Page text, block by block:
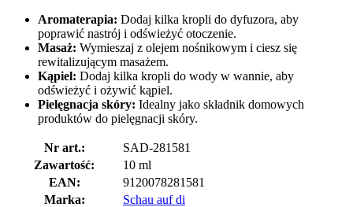
Aromaterapia: Dodaj kilka kropli do dyfuzora, aby
poprawić nastrój i odświeżyć otoczenie.
Masaż: Wymieszaj z olejem nośnikowym i ciesz się
rewitalizującym masażem.
Kąpiel: Dodaj kilka kropli do wody w wannie, aby
odświeżyć i ożywić kąpiel.
Pielęgnacja skóry: Idealny jako składnik domowych
produktów do pielęgnacji skóry.
Nr art.:
SAD-281581
Zawartość:
10 ml
EAN:
9120078281581
Marka:
Schau auf di